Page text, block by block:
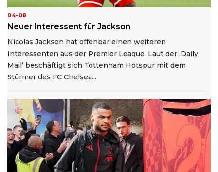
04-08
Neuer Interessent für Jackson
Nicolas Jackson hat offenbar einen weiteren
Interessenten aus der Premier League. Laut der ‚Daily
Mail‘ beschäftigt sich Tottenham Hotspur mit dem
Stürmer des FC Chelsea....